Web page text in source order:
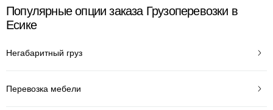
Популярные опции заказа Грузоперевозки в
Есике
Негабаритный груз
Перевозка мебели